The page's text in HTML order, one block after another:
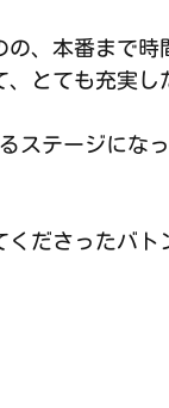
の、本番まで
とても充実し
ステージにな
ださったバ